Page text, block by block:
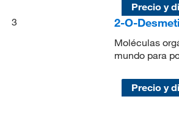
Precio y
3
2-O-
Moléculas
mundo para
Precio y